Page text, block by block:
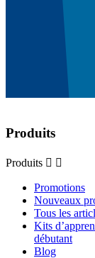
Produits
Produits  
Promotions
Nouveaux
Tous les
Kits
débutant
Blog